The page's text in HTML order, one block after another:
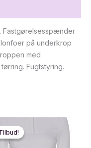
Fastgørelsesspænder
på underkrop
med
Fugtstyring.